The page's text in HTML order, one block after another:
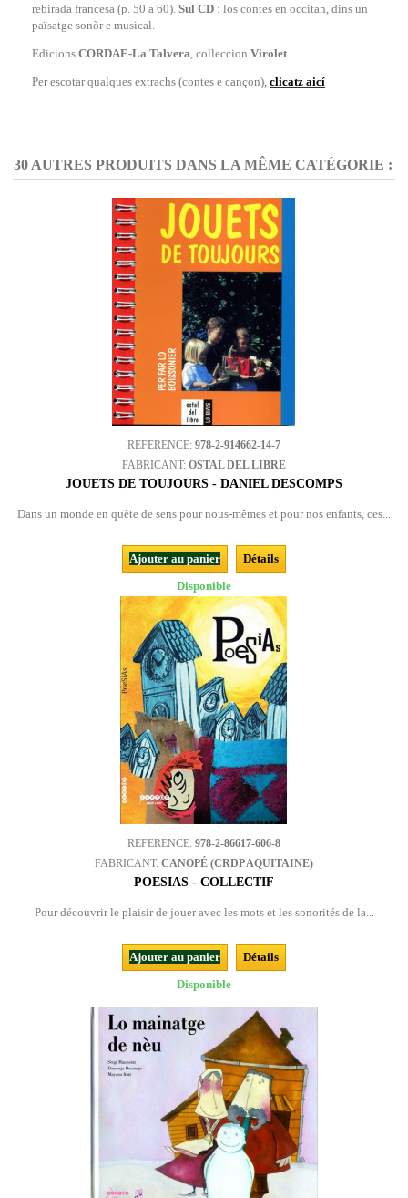
rebirada francesa (p. 50 a 60). Sul CD : los contes en occitan, dins un
païsatge sonòr e musical.
Edicions CORDAE-La Talvera, colleccion Virolet.
Per escotar qualques extrachs (contes e cançon), clicatz aicí
30 AUTRES PRODUITS DANS LA MÊME CATÉGORIE :
REFERENCE: 978-2-914662-14-7
FABRICANT: OSTAL DEL LIBRE
JOUETS DE TOUJOURS - DANIEL DESCOMPS
Dans un monde en quête de sens pour nous-mêmes et pour nos enfants, ces...
Ajouter au panier
Détails
Disponible
REFERENCE: 978-2-86617-606-8
FABRICANT: CANOPÉ (CRDP AQUITAINE)
POESIAS - COLLECTIF
Pour découvrir le plaisir de jouer avec les mots et les sonorités de la...
Ajouter au panier
Détails
Disponible